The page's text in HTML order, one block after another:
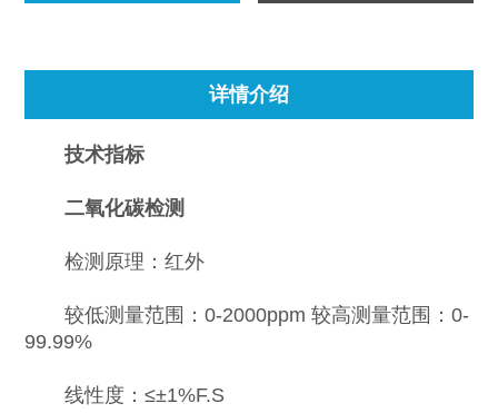
详情介绍
技术指标
二氧化碳检测
检测原理：红外
较低测量范围：0-2000ppm 较高测量范围：0-
99.99%
线性度：≤±1%F.S